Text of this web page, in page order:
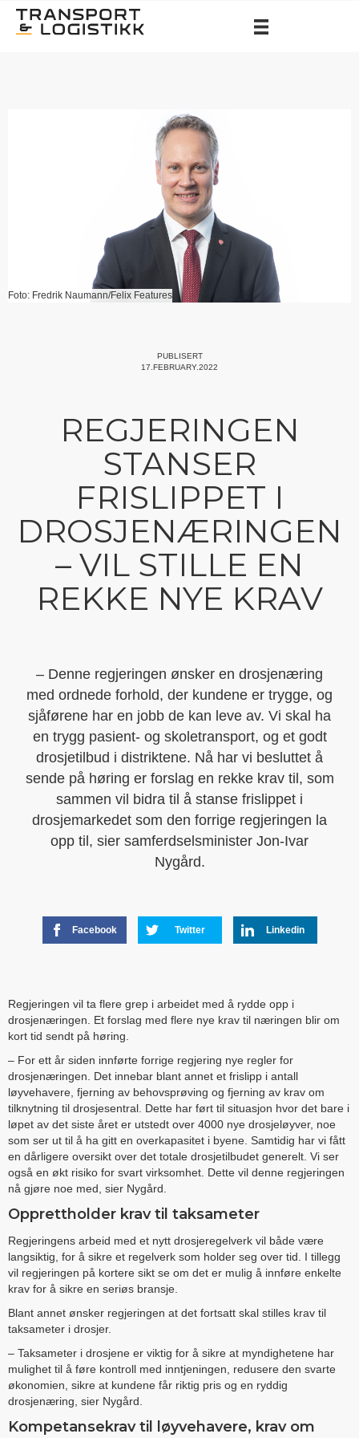
Foto: Fredrik Naumann/Felix Features
PUBLISERT
17.FEBRUARY.2022
REGJERINGEN
STANSER
FRISLIPPET I
DROSJENÆRINGEN
– VIL STILLE EN
REKKE NYE KRAV
– Denne regjeringen ønsker en drosjenæring
med ordnede forhold, der kundene er trygge, og
sjåførene har en jobb de kan leve av. Vi skal ha
en trygg pasient- og skoletransport, og et godt
drosjetilbud i distriktene. Nå har vi besluttet å
sende på høring er forslag en rekke krav til, som
sammen vil bidra til å stanse frislippet i
drosjemarkedet som den forrige regjeringen la
opp til, sier samferdselsminister Jon-Ivar
Nygård.
Facebook Twitter Linkedin
Regjeringen vil ta flere grep i arbeidet med å rydde opp i
drosjenæringen. Et forslag med flere nye krav til næringen blir om
kort tid sendt på høring.
– For ett år siden innførte forrige regjering nye regler for
drosjenæringen. Det innebar blant annet et frislipp i antall
løyvehavere, fjerning av behovsprøving og fjerning av krav om
tilknytning til drosjesentral. Dette har ført til situasjon hvor det bare i
løpet av det siste året er utstedt over 4000 nye drosjeløyver, noe
som ser ut til å ha gitt en overkapasitet i byene. Samtidig har vi fått
en dårligere oversikt over det totale drosjetilbudet generelt. Vi ser
også en økt risiko for svart virksomhet. Dette vil denne regjeringen
nå gjøre noe med, sier Nygård.
Opprettholder krav til taksameter
Regjeringens arbeid med et nytt drosjeregelverk vil både være
langsiktig, for å sikre et regelverk som holder seg over tid. I tillegg
vil regjeringen på kortere sikt se om det er mulig å innføre enkelte
krav for å sikre en seriøs bransje.
Blant annet ønsker regjeringen at det fortsatt skal stilles krav til
taksameter i drosjer.
– Taksameter i drosjene er viktig for å sikre at myndighetene har
mulighet til å føre kontroll med inntjeningen, redusere den svarte
økonomien, sikre at kundene får riktig pris og en ryddig
drosjenæring, sier Nygård.
Kompetansekrav til løyvehavere, krav om